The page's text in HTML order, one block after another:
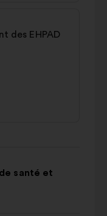
des EHPAD
santé et